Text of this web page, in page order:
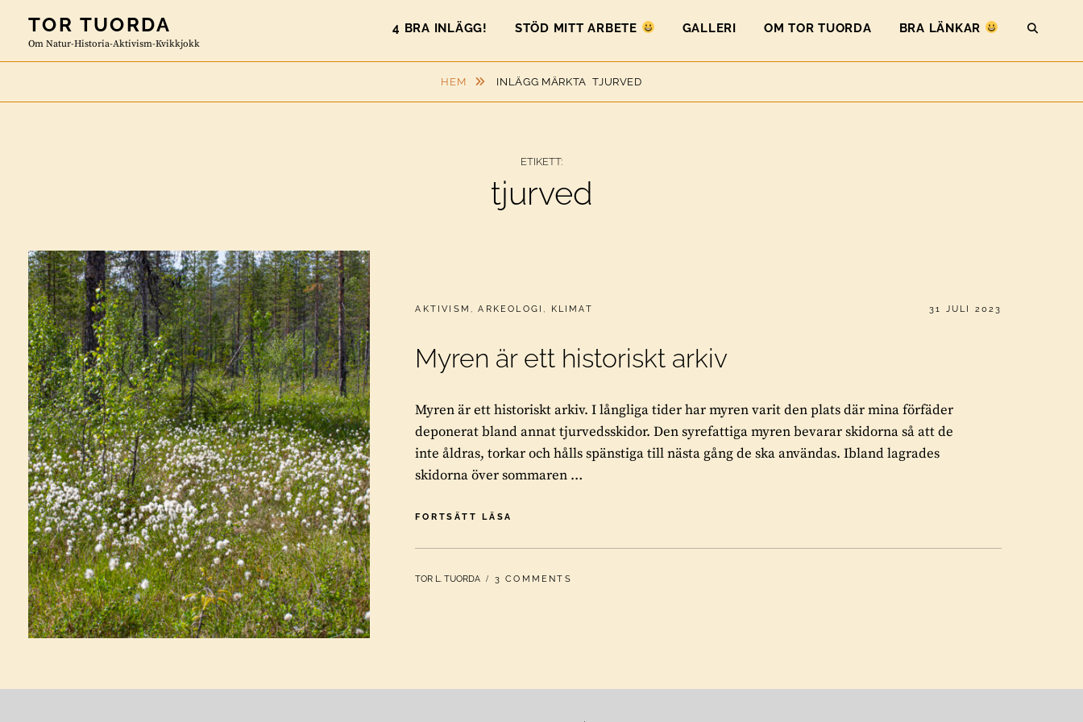
content
TOR TUORDA
Om Natur-Historia-Aktivism-Kvikkjokk
4 BRA INLÄGG! STÖD MITT ARBETE GALLERI OM TOR TUORDA BRA LÄNKAR
HEM INLÄGG MÄRKTATJURVED
ETIKETT:
tjurved
CATEGORIES:
AKTIVISM ,ARKEOLOGI , KLIMAT PUBLICERAT
31 JULI 2023
Myren är ett historiskt arkiv
Myren är ett historiskt arkiv. I långliga tider har myren varit den plats där mina förfäder
deponerat bland annat tjurvedsskidor. Den syrefattiga myren bevarar skidorna så att de
inte åldras, torkar och hålls spänstiga till nästa gång de ska användas. Ibland lagrades
skidorna över sommaren …
FORTSÄTT LÄSA
ETT
ARKIV
BY
TOR L. TUORDA 3 COMMENTS